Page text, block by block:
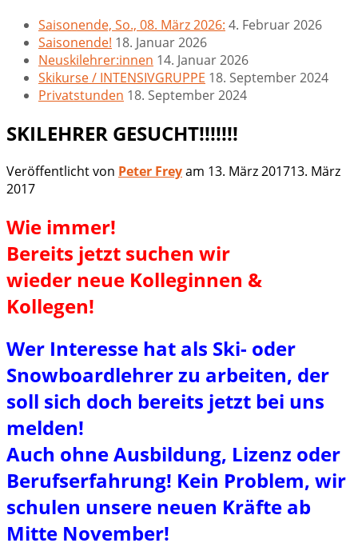
Saisonende, So., 08. März 2026: 4. Februar 2026
Saisonende! 18. Januar 2026
Neuskilehrer:innen 14. Januar 2026
Skikurse / INTENSIVGRUPPE 18. September 2024
Privatstunden 18. September 2024
SKILEHRER GESUCHT!!!!!!!
Veröffentlicht von Peter Freyam 13. März 201713. März
2017
Wie immer!
Bereits jetzt suchen wir
wieder neue Kolleginnen &
Kollegen!
Wer Interesse hat als Ski- oder
Snowboardlehrer zu arbeiten, der
soll sich doch bereits jetzt bei uns
melden!
Auch ohne Ausbildung, Lizenz oder
Berufserfahrung! Kein Problem, wir
schulen unsere neuen Kräfte ab
Mitte November!